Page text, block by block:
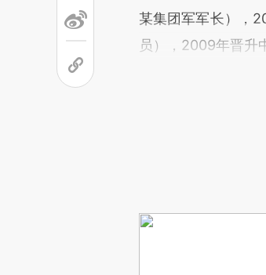
某集团军军长），
员），2009年晋升